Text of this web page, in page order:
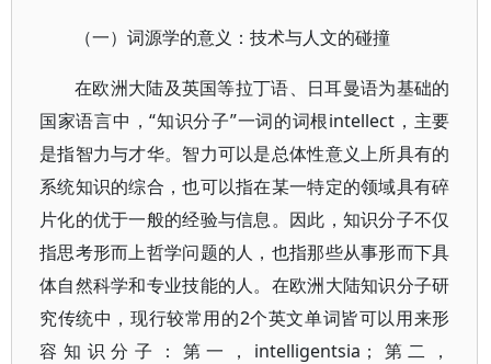
（一）词源学的意义：技术与人文的碰撞
在欧洲大陆及英国等拉丁语、日耳曼语为基础的
国家语言中，“知识分子”一词的词根intellect，主要
是指智力与才华。智力可以是总体性意义上所具有的
系统知识的综合，也可以指在某一特定的领域具有碎
片化的优于一般的经验与信息。因此，知识分子不仅
指思考形而上哲学问题的人，也指那些从事形而下具
体自然科学和专业技能的人。在欧洲大陆知识分子研
究传统中，现行较常用的2个英文单词皆可以用来形
容知识分子：第一，intelligentsia；第二，